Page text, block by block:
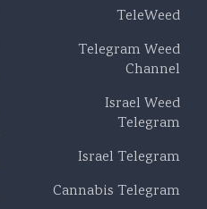
TeleWeed
Telegram Weed
Channel
Israel Weed
Telegram
Israel Telegram
Cannabis Telegram